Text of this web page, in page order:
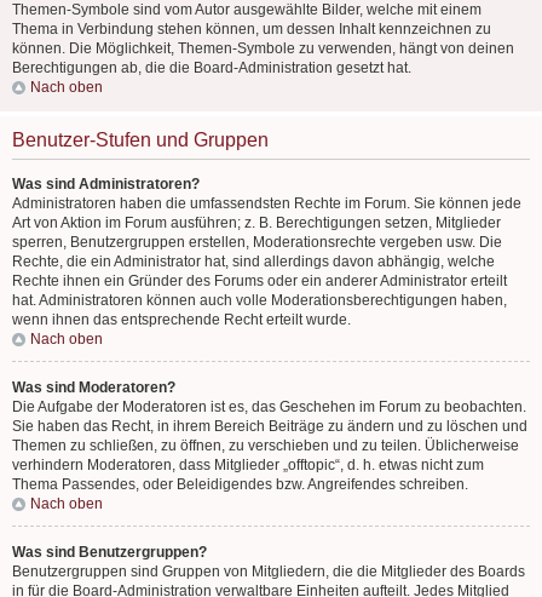
Themen-Symbole sind vom Autor ausgewählte Bilder, welche mit einem
Thema in Verbindung stehen können, um dessen Inhalt kennzeichnen zu
können. Die Möglichkeit, Themen-Symbole zu verwenden, hängt von deinen
Berechtigungen ab, die die Board-Administration gesetzt hat.
Nach oben
Benutzer-Stufen und Gruppen
Was sind Administratoren?
Administratoren haben die umfassendsten Rechte im Forum. Sie können jede
Art von Aktion im Forum ausführen; z. B. Berechtigungen setzen, Mitglieder
sperren, Benutzergruppen erstellen, Moderationsrechte vergeben usw. Die
Rechte, die ein Administrator hat, sind allerdings davon abhängig, welche
Rechte ihnen ein Gründer des Forums oder ein anderer Administrator erteilt
hat. Administratoren können auch volle Moderationsberechtigungen haben,
wenn ihnen das entsprechende Recht erteilt wurde.
Nach oben
Was sind Moderatoren?
Die Aufgabe der Moderatoren ist es, das Geschehen im Forum zu beobachten.
Sie haben das Recht, in ihrem Bereich Beiträge zu ändern und zu löschen und
Themen zu schließen, zu öffnen, zu verschieben und zu teilen. Üblicherweise
verhindern Moderatoren, dass Mitglieder „offtopic“, d. h. etwas nicht zum
Thema Passendes, oder Beleidigendes bzw. Angreifendes schreiben.
Nach oben
Was sind Benutzergruppen?
Benutzergruppen sind Gruppen von Mitgliedern, die die Mitglieder des Boards
in für die Board-Administration verwaltbare Einheiten aufteilt. Jedes Mitglied